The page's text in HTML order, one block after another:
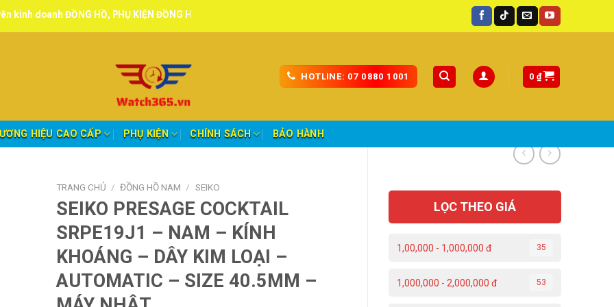
ĐỒNG HỒ, PHỤ KIỆN ĐỒNG HỒ chính hãng, tuyển đại lý, CTV giao hàng toàn quốc.
HOTLINE: 07 0880 1001 0 ₫
HIỆU CAO CẤP PHỤ KIỆN CHÍNH SÁCH BẢO HÀNH
LỌC THEO GIÁ
1,00,000 - 1,000,000 đ 35
1,000,000 - 2,000,000 đ 53
TRANG CHỦ / ĐỒNG HỒ NAM / SEIKO
SEIKO PRESAGE COCKTAIL
SRPE19J1 – NAM – KÍNH
KHOÁNG – DÂY KIM LOẠI –
AUTOMATIC – SIZE 40.5MM –